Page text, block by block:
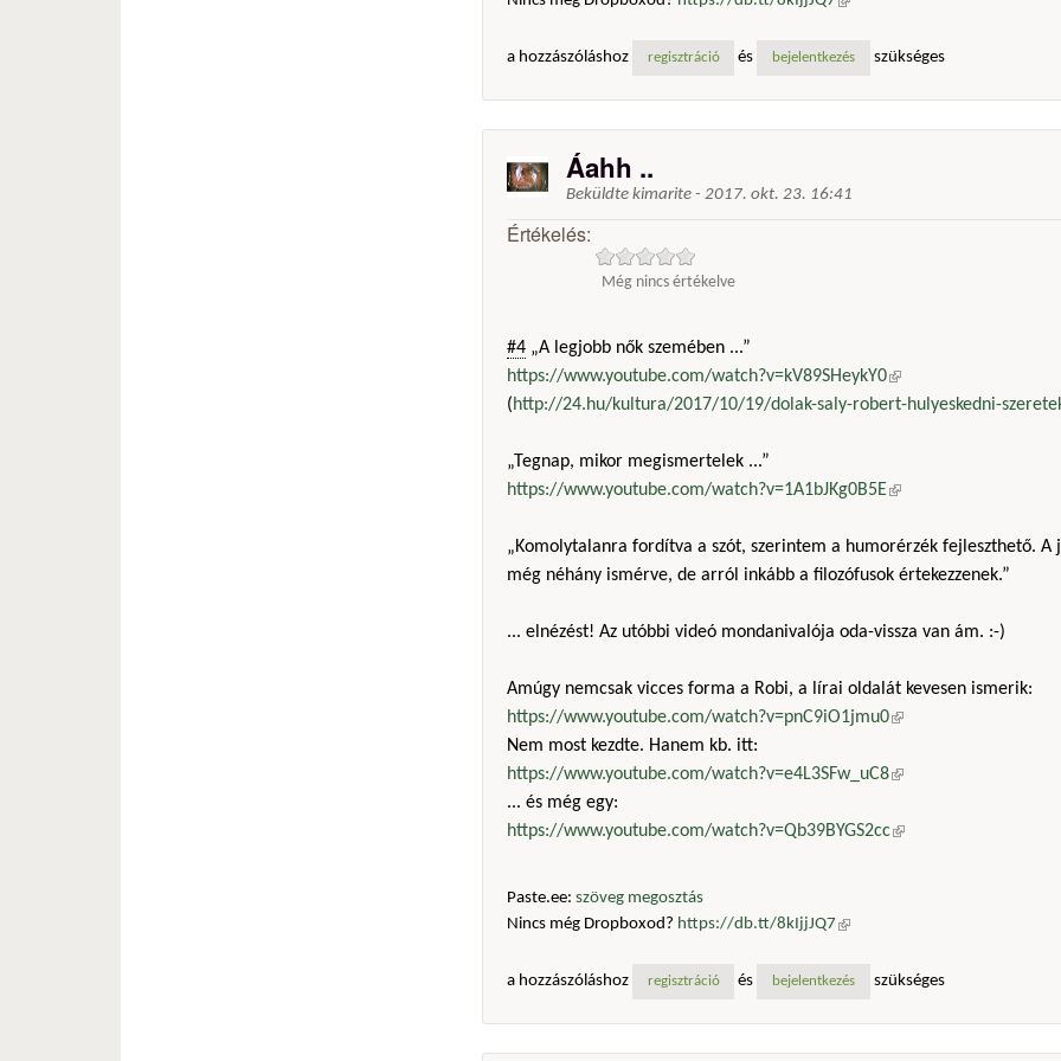
a hozzászóláshoz regisztráció és bejelentkezés szükséges
Áahh ..
Beküldte kimarite - 2017. okt. 23. 16:41
Értékelés:
Még nincs értékelve
#4 „A legjobb nők szemében ...”
https://www.youtube.com/watch?v=kV89SHeykY0(külső hivatkozás)
(http://24.hu/kultura/2017/10/19/dolak-saly-robert-hulyeskedni-
„Tegnap, mikor megismertelek ...”
https://www.youtube.com/watch?v=1A1bJKg0B5E(külső hivatkozás)
„Komolytalanra fordítva a szót, szerintem a humorérzék fejleszthető. A
még néhány ismérve, de arról inkább a filozófusok értekezzenek.”
... elnézést! Az utóbbi videó mondanivalója oda-vissza van ám. :-)
Amúgy nemcsak vicces forma a Robi, a lírai oldalát kevesen ismerik:
https://www.youtube.com/watch?v=pnC9iO1jmu0(külső hivatkozás)
Nem most kezdte. Hanem kb. itt:
https://www.youtube.com/watch?v=e4L3SFw_uC8(külső hivatkozás)
... és még egy:
https://www.youtube.com/watch?v=Qb39BYGS2cc(külső hivatkozás)
Paste.ee: szöveg megosztás
Nincs még Dropboxod? https://db.tt/8kIjjJQ7 (külső hivatkozás)
a hozzászóláshoz regisztráció és bejelentkezés szükséges